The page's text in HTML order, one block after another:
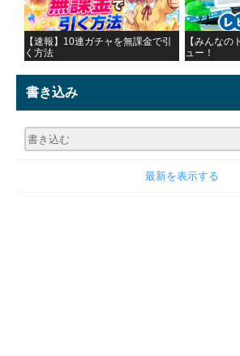
【速報】10連ガチャを無課金で引
く方法
【みんなの
ュー！
書き込み
最新を表示する